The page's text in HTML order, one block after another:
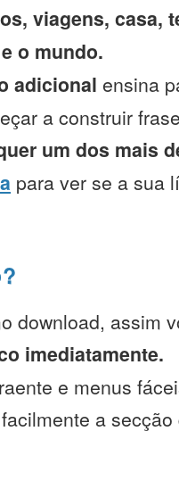
viagens, casa,
o mundo.
adicional ensina
a construir
um dos mais
para ver se a sua
download, assim
imediatamente.
e menus
a